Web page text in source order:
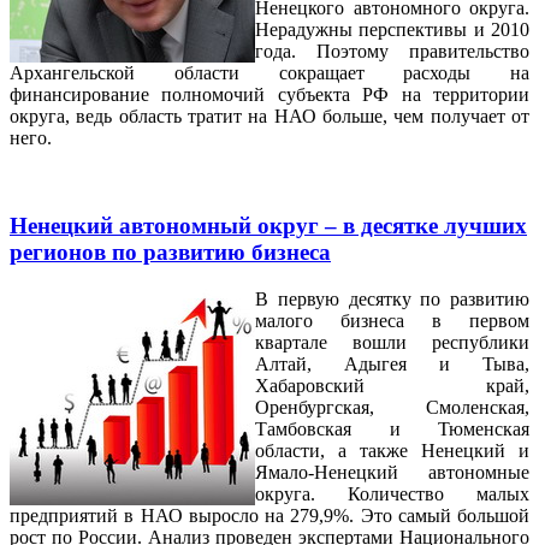
Ненецкого автономного округа.
Нерадужны перспективы и 2010
года. Поэтому правительство
Архангельской области сокращает расходы на
финансирование полномочий субъекта РФ на территории
округа, ведь область тратит на НАО больше, чем получает от
него.
Ненецкий автономный округ – в десятке лучших
регионов по развитию бизнеса
В первую десятку по развитию
малого бизнеса в первом
квартале вошли республики
Алтай, Адыгея и Тыва,
Хабаровский край,
Оренбургская, Смоленская,
Тамбовская и Тюменская
области, а также Ненецкий и
Ямало-Ненецкий автономные
округа. Количество малых
предприятий в НАО выросло на 279,9%. Это самый большой
рост по России. Анализ проведен экспертами Национального